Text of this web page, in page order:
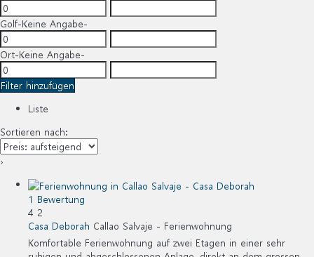
Golf-Keine Angabe-
Ort-Keine Angabe-
Filter hinzufügen
Liste
Sortieren nach:
›
1 Bewertung
4 2
Casa Deborah Callao Salvaje - Ferienwohnung
Komfortable Ferienwohnung auf zwei Etagen in einer sehr